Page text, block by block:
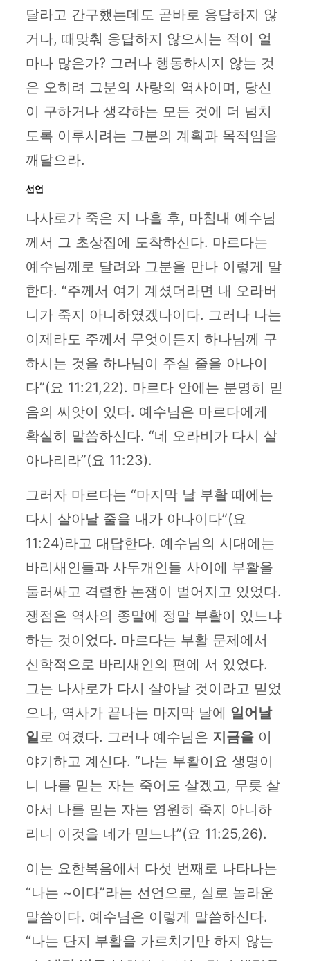
달라고 간구했는데도 곧바로 응답하지 않
거나, 때맞춰 응답하지 않으시는 적이 얼
마나 많은가? 그러나 행동하시지 않는 것
은 오히려 그분의 사랑의 역사이며, 당신
이 구하거나 생각하는 모든 것에 더 넘치
도록 이루시려는 그분의 계획과 목적임을
깨달으라.
선언
나사로가 죽은 지 나흘 후, 마침내 예수님
께서 그 초상집에 도착하신다. 마르다는
예수님께로 달려와 그분을 만나 이렇게 말
한다. “주께서 여기 계셨더라면 내 오라버
니가 죽지 아니하였겠나이다. 그러나 나는
이제라도 주께서 무엇이든지 하나님께 구
하시는 것을 하나님이 주실 줄을 아나이
다”(요 11:21,22). 마르다 안에는 분명히 믿
음의 씨앗이 있다. 예수님은 마르다에게
확실히 말씀하신다. “네 오라비가 다시 살
아나리라”(요 11:23).
그러자 마르다는 “마지막 날 부활 때에는
다시 살아날 줄을 내가 아나이다”(요
11:24)라고 대답한다. 예수님의 시대에는
바리새인들과 사두개인들 사이에 부활을
둘러싸고 격렬한 논쟁이 벌어지고 있었다.
쟁점은 역사의 종말에 정말 부활이 있느냐
하는 것이었다. 마르다는 부활 문제에서
신학적으로 바리새인의 편에 서 있었다.
그는 나사로가 다시 살아날 것이라고 믿었
으나, 역사가 끝나는 마지막 날에 일어날
일로 여겼다. 그러나 예수님은 지금을이
야기하고 계신다. “나는 부활이요 생명이
니 나를 믿는 자는 죽어도 살겠고, 무릇 살
아서 나를 믿는 자는 영원히 죽지 아니하
리니 이것을 네가 믿느냐”(요 11:25,26).
이는 요한복음에서 다섯 번째로 나타나는
“나는 ~이다”라는 선언으로, 실로 놀라운
말씀이다. 예수님은 이렇게 말씀하신다.
“나는 단지 부활을 가르치기만 하지 않는